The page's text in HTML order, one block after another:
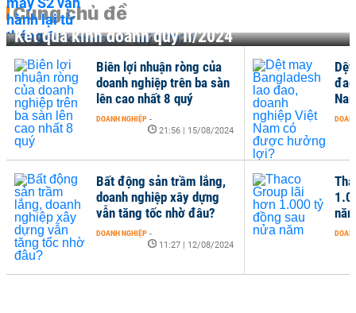
Cùng chủ đề
Kết quả kinh doanh quý II/2024
Biên lợi nhuận ròng của
doanh nghiệp trên ba sàn
lên cao nhất 8 quý
DOANH NGHIỆP -
21:56 | 15/08/2024
Bất động sản trầm lắng,
doanh nghiệp xây dựng
vẫn tăng tốc nhờ đâu?
DOANH NGHIỆP -
11:27 | 12/08/2024